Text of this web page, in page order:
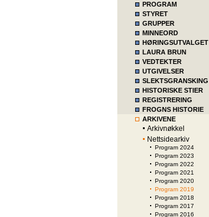
PROGRAM
STYRET
GRUPPER
MINNEORD
HØRINGSUTVALGET
LAURA BRUN
VEDTEKTER
UTGIVELSER
SLEKTSGRANSKING
HISTORISKE STIER
REGISTRERING
FROGNS HISTORIE
ARKIVENE
Arkivnøkkel
Nettsidearkiv
Program 2024
Program 2023
Program 2022
Program 2021
Program 2020
Program 2019
Program 2018
Program 2017
Program 2016